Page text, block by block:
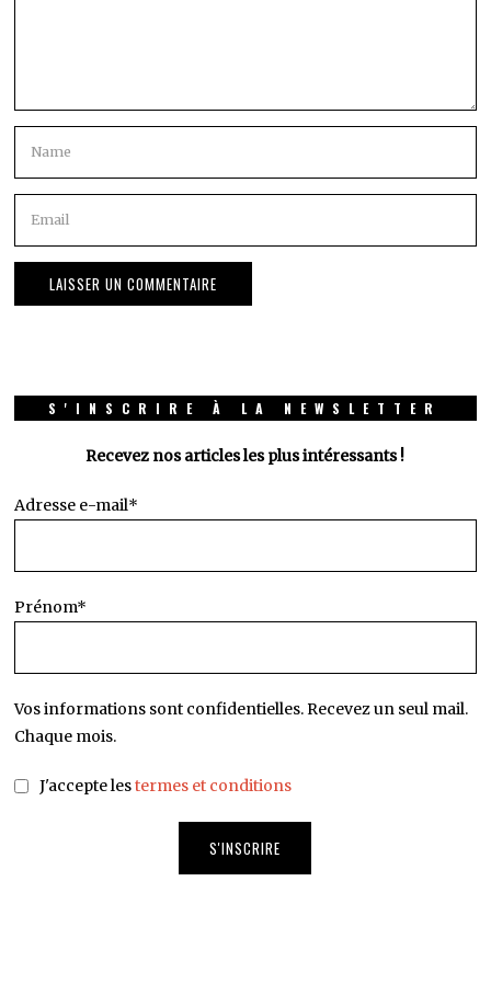
S'INSCRIRE À LA NEWSLETTER
Recevez nos articles les plus intéressants !
Adresse e-mail*
Prénom*
Vos informations sont confidentielles. Recevez un seul mail.
Chaque mois.
J'accepte lestermes et conditions